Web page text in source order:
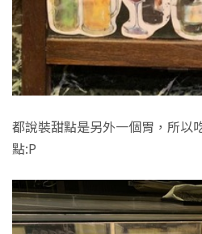
都說裝甜點是另外一個胃，所以
點:P